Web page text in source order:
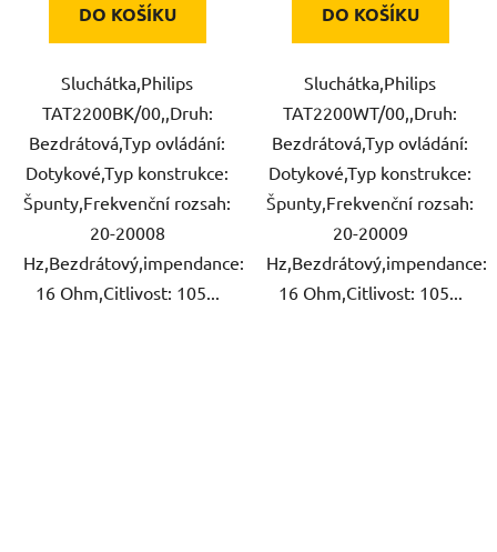
DO KOŠÍKU
Sluchátka,Philips
TAT2200BK/00,,Druh:
Bezdrátová,Typ ovládání:
Dotykové,Typ konstrukce:
Špunty,Frekvenční rozsah:
20-20008
Hz,Bezdrátový,impendance:
16 Ohm,Citlivost: 105...
DO KOŠÍKU
Sluchátka,Philips
TAT2200WT/00,,Druh:
Bezdrátová,Typ ovládání:
Dotykové,Typ konstrukce:
Špunty,Frekvenční rozsah:
20-20009
Hz,Bezdrátový,impendance:
16 Ohm,Citlivost: 105...